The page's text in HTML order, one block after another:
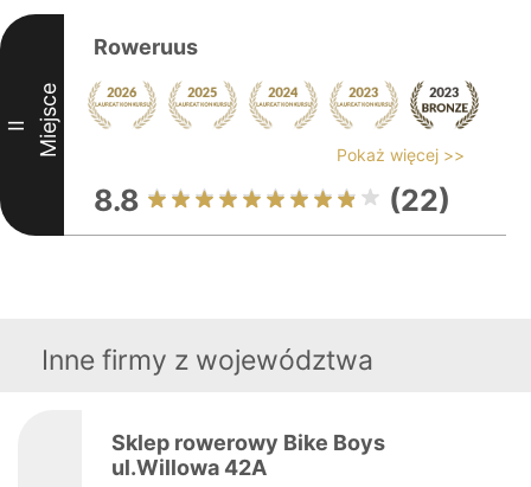
II Miejsce
Roweruus
Pokaż więcej >>
8.8 (22)
Inne firmy z województwa
Sklep rowerowy Bike Boys
ul.Willowa 42A